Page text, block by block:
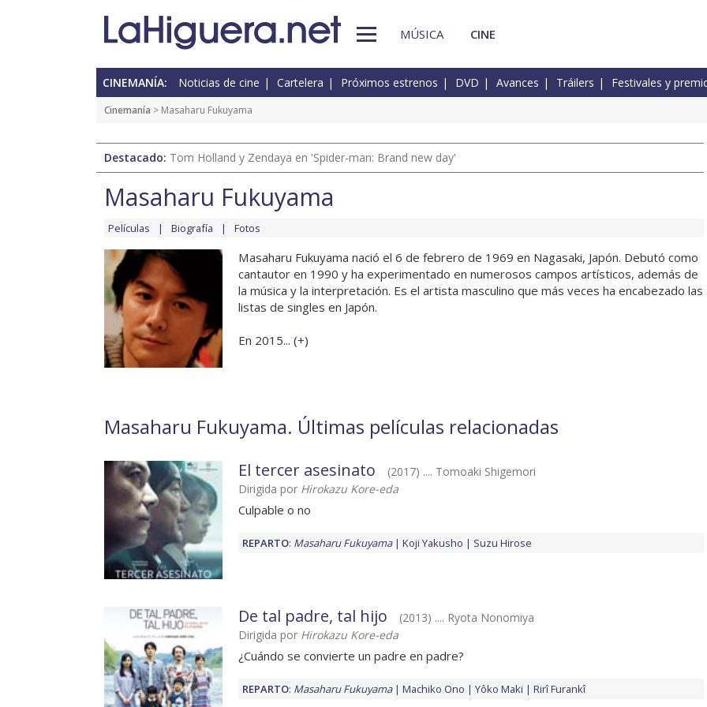
MÚSICA CINE
CINEMANÍA: Noticias de cine Cartelera Próximos estrenos DVD Avances Tráilers Festivales y
Cinemanía > Masaharu Fukuyama
Destacado: Tom Holland y Zendaya en 'Spider-man: Brand new day'
Masaharu Fukuyama
Películas Biografía Fotos
Masaharu Fukuyama nació el 6 de febrero de 1969 en Nagasaki, Japón. Debutó como
cantautor en 1990 y ha experimentado en numerosos campos artísticos, además de
la música y la interpretación. Es el artista masculino que más veces ha encabezado las
listas de singles en Japón.
En 2015... (+)
Masaharu Fukuyama. Últimas películas relacionadas
El tercer asesinato
(2017) .... Tomoaki Shigemori
Dirigida por Hirokazu Kore-eda
Culpable o no
REPARTO: Masaharu Fukuyama Koji Yakusho Suzu Hirose
De tal padre, tal hijo
(2013) .... Ryota Nonomiya
Dirigida por Hirokazu Kore-eda
¿Cuándo se convierte un padre en padre?
REPARTO: Masaharu Fukuyama Machiko Ono Yôko Maki Rirî Furankî